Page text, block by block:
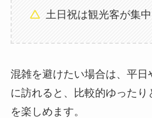
土日祝は観光客が集
混雑を避けたい場合は、平日
に訪れると、比較的ゆった
を楽しめます。